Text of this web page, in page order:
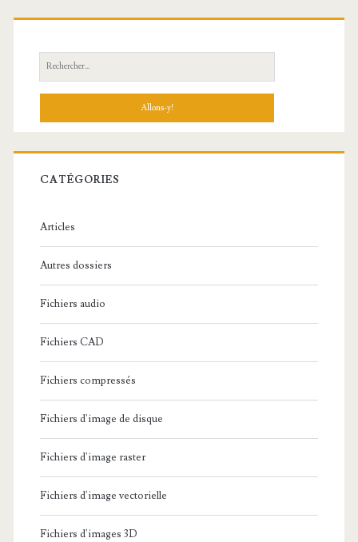
R
e
h
r
c
:
CATÉGORIES
Articles
Autres dossiers
Fichiers audio
Fichiers CAD
Fichiers compressés
Fichiers d'image de disque
Fichiers d'image raster
Fichiers d'image vectorielle
Fichiers d'images 3D